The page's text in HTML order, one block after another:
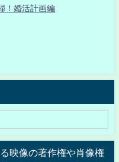
！婚活計画編
映像の著作権や肖像権